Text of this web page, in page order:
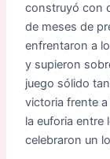
construyó con
de meses de
enfrentaron a
y supieron
juego sólido
victoria frente
la euforia entre
celebraron un